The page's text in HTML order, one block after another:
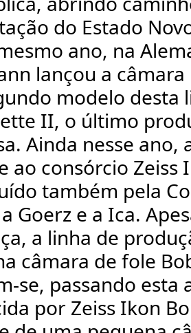
do Estado
ano, na
lançou a
modelo desta
II, o último
Ainda nesse ano,
ao consórcio Zeiss
também pela
Goerz e a Ica.
a linha de
câmara de fole
se, passando esta
por Zeiss Ikon